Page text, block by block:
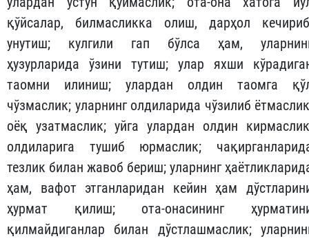
қўйсалар, билмасликка олиш, дарҳол
унутиш; кулгили гап бўлса ҳам,
ҳузурларида ўзини тутиш; улар яхши
таомни илиниш; улардан олдин таомга
чўзмаслик; уларнинг олдиларида чўзилиб
оёқ узатмаслик; уйга улардан олдин
олдиларига тушиб юрмаслик;
тезлик билан жавоб бериш; уларнинг
ҳам, вафот этганларидан кейин ҳам
ҳурмат қилиш; ота-онасининг
қилмайдиганлар билан дўстлашмаслик;